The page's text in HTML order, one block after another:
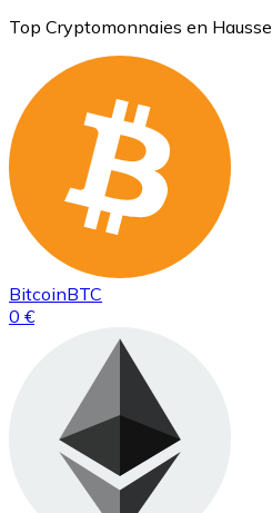
Top Cryptomonnaies en Hausse
BitcoinBTC
0 €